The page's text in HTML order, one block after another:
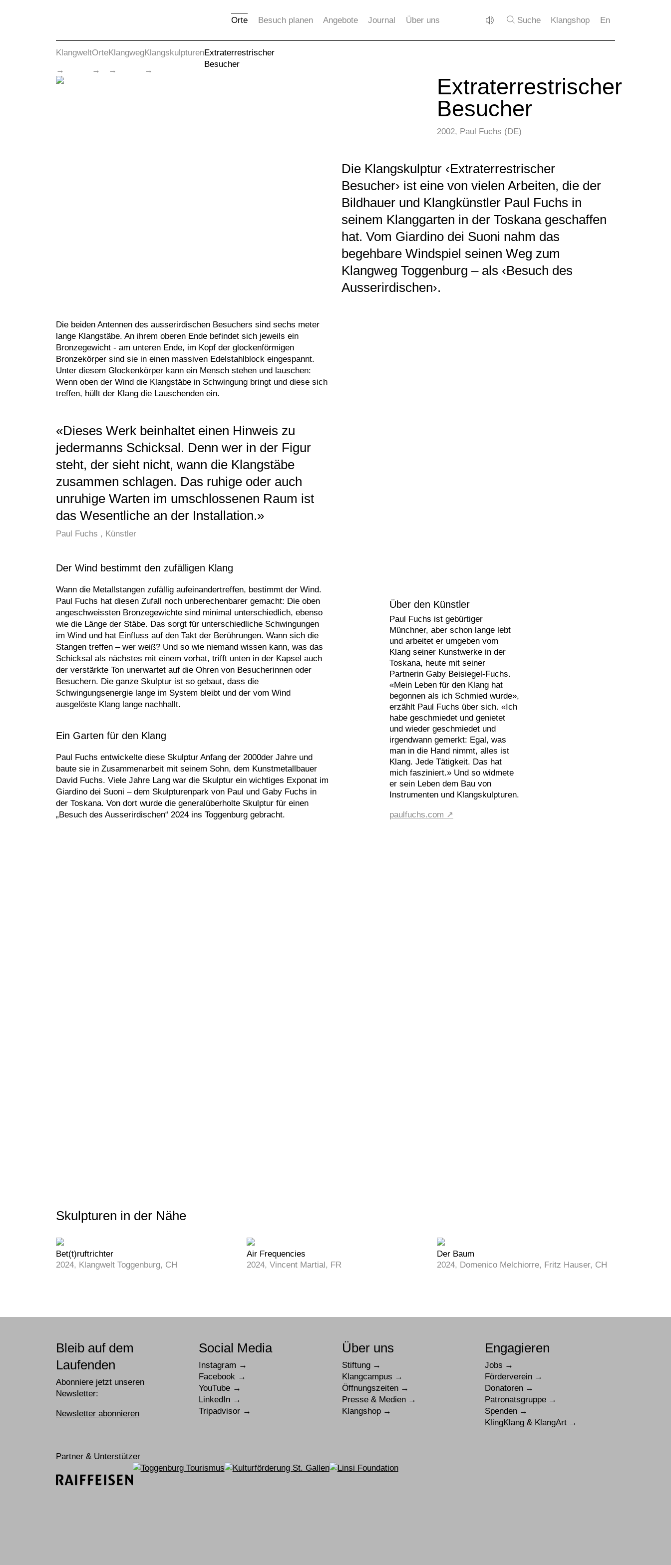
Orte Besuch planen Angebote Journal Über uns Suche Klangshop En
KlangweltOrteKlangwegKlangskulpturenExtraterrestrischer
Besucher
Extraterrestrischer
Besucher
2002, Paul Fuchs (DE)
Die Klangskulptur ‹Extraterrestrischer
Besucher› ist eine von vielen Arbeiten, die der
Bildhauer und Klangkünstler Paul Fuchs in
seinem Klanggarten in der Toskana geschaffen
hat. Vom Giardino dei Suoni nahm das
begehbare Windspiel seinen Weg zum
Klangweg Toggenburg – als ‹Besuch des
Ausserirdischen›.
Die beiden Antennen des ausserirdischen Besuchers sind sechs meter
lange Klangstäbe. An ihrem oberen Ende befindet sich jeweils ein
Bronzegewicht - am unteren Ende, im Kopf der glockenförmigen
Bronzekörper sind sie in einen massiven Edelstahlblock eingespannt.
Unter diesem Glockenkörper kann ein Mensch stehen und lauschen:
Wenn oben der Wind die Klangstäbe in Schwingung bringt und diese sich
treffen, hüllt der Klang die Lauschenden ein.
«Dieses Werk beinhaltet einen Hinweis zu
jedermanns Schicksal. Denn wer in der Figur
steht, der sieht nicht, wann die Klangstäbe
zusammen schlagen. Das ruhige oder auch
unruhige Warten im umschlossenen Raum ist
das Wesentliche an der Installation.»
Paul Fuchs , Künstler
Der Wind bestimmt den zufälligen Klang
Wann die Metallstangen zufällig aufeinandertreffen, bestimmt der Wind.
Paul Fuchs hat diesen Zufall noch unberechenbarer gemacht: Die oben
angeschweissten Bronzegewichte sind minimal unterschiedlich, ebenso
wie die Länge der Stäbe. Das sorgt für unterschiedliche Schwingungen
im Wind und hat Einfluss auf den Takt der Berührungen. Wann sich die
Stangen treffen – wer weiß? Und so wie niemand wissen kann, was das
Schicksal als nächstes mit einem vorhat, trifft unten in der Kapsel auch
der verstärkte Ton unerwartet auf die Ohren von Besucherinnen oder
Besuchern. Die ganze Skulptur ist so gebaut, dass die
Schwingungsenergie lange im System bleibt und der vom Wind
ausgelöste Klang lange nachhallt.
Ein Garten für den Klang
Paul Fuchs entwickelte diese Skulptur Anfang der 2000der Jahre und
baute sie in Zusammenarbeit mit seinem Sohn, dem Kunstmetallbauer
David Fuchs. Viele Jahre Lang war die Skulptur ein wichtiges Exponat im
Giardino dei Suoni – dem Skulpturenpark von Paul und Gaby Fuchs in
der Toskana. Von dort wurde die generalüberholte Skulptur für einen
„Besuch des Ausserirdischen“ 2024 ins Toggenburg gebracht.
Über den Künstler
Paul Fuchs ist gebürtiger
Münchner, aber schon lange lebt
und arbeitet er umgeben vom
Klang seiner Kunstwerke in der
Toskana, heute mit seiner
Partnerin Gaby Beisiegel-Fuchs.
«Mein Leben für den Klang hat
begonnen als ich Schmied wurde»,
erzählt Paul Fuchs über sich. «Ich
habe geschmiedet und genietet
und wieder geschmiedet und
irgendwann gemerkt: Egal, was
man in die Hand nimmt, alles ist
Klang. Jede Tätigkeit. Das hat
mich fasziniert.» Und so widmete
er sein Leben dem Bau von
Instrumenten und Klangskulpturen.
paulfuchs.com ↗
Skulpturen in der Nähe
Bet(t)ruftrichter
2024, Klangwelt Toggenburg, CH
Air Frequencies
2024, Vincent Martial, FR
Der Baum
2024, Domenico Melchiorre, Fritz Hauser, CH
Bleib auf dem
Laufenden
Abonniere jetzt unseren
Newsletter:
Newsletter abonnieren
Social Media
Instagram
Facebook
YouTube
LinkedIn
Tripadvisor
Über uns
Stiftung
Klangcampus
Öffnungszeiten
Presse & Medien
Klangshop
Engagieren
Jobs
Förderverein
Donatoren
Patronatsgruppe
Spenden
KlingKlang & KlangArt
Partner & Unterstützer